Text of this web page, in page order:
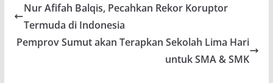
Nur Afifah Balqis, Pecahkan Rekor Koruptor
Termuda di Indonesia
Pemprov Sumut akan Terapkan Sekolah Lima Hari
untuk SMA & SMK